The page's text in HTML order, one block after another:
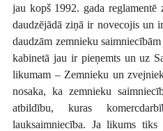
jau kopš 1992. gada reglamentē
daudzējādā ziņā ir novecojis un
daudzām zemnieku
kabinetā jau ir pieņemts un uz
likumam – Zemnieku un
nosaka, ka zemnieku
atbildību, kuras
lauksaimniecība. Ja likums